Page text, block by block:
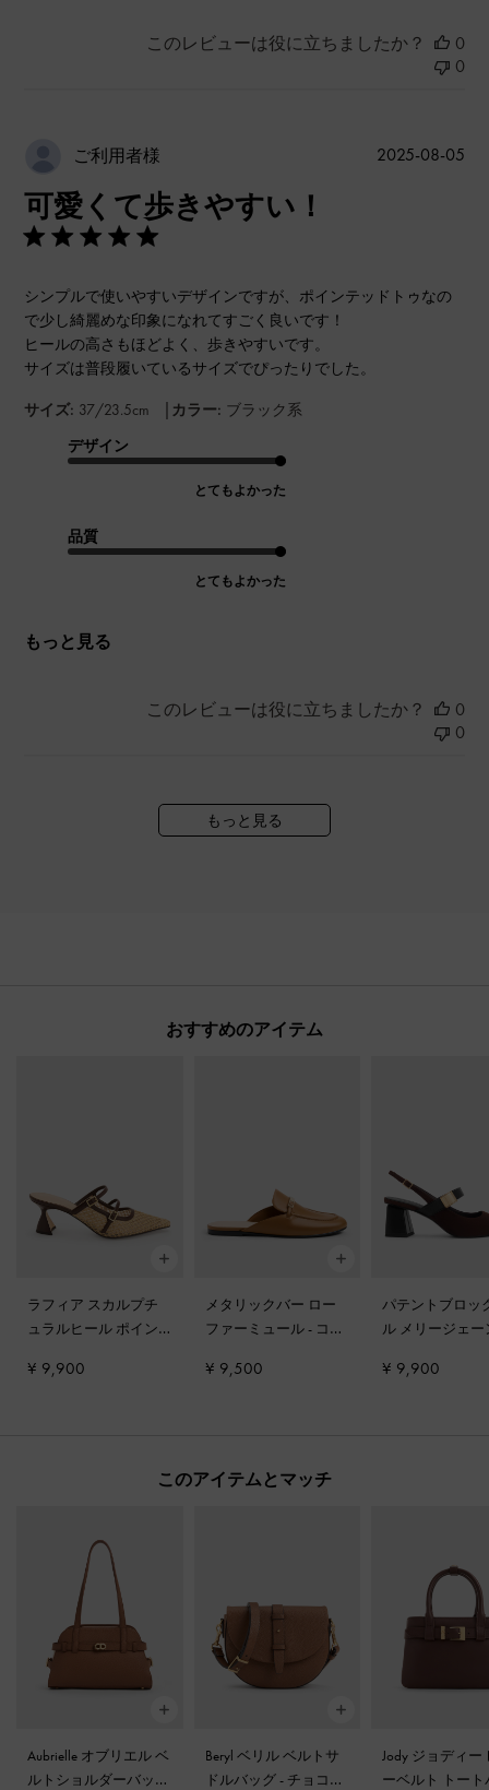
このレビューは役に立ちましたか？
0
0
ご利用者様
可愛くて歩きやすい！
シンプルで使いやすいデザインですが、ポインテッドトゥなの
で少し綺麗めな印象になれてすごく良いです！
ヒールの高さもほどよく、歩きやすいです。
サイズは普段履いているサイズでぴったりでした。
サイズ: 37/23.5cm | カラー: ブラック系
デザイン
とてもよかった
品質
とてもよかった
もっと見る
公
2025-08-05
このレビューは役に立ちましたか？
0
0
もっと見る
おすすめのアイテム
ラフィア スカルプチ
ュラルヒール ポイン
クブラウンテクスチャ
¥ 9,900
メタリックバー ロー
ファーミュール- コニ
¥ 9,500
パテントブロッ
ル メリージェー
ン
¥ 9,900
このアイテムとマッチ
Aubrielle オブリエル ベ
ルトショルダーバッグ
Beryl ベリル ベルトサ
ドルバッグ- チョコレ
Jody ジョディー
ーベルト トート